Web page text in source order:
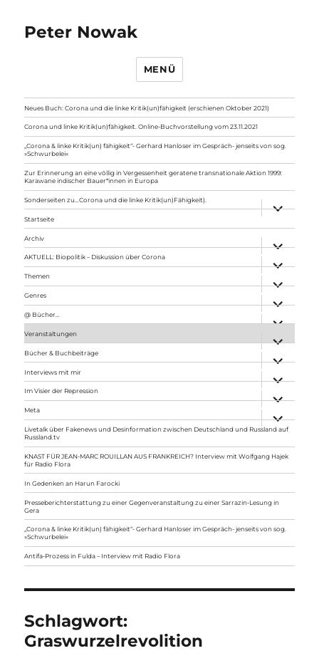
Peter Nowak
MENÜ
Neues Buch: Corona und die linke Kritik(un)fähigkeit (erschienen Oktober 2021)
Corona und linke Kritik(un)fähigkeit. Online-Buchvorstellung vom 23.11.2021
„Corona & linke Kritik(un) fähigkeit“- Gerhard Hanloser im Gespräch- jenseits von sog.
»Schwurbelei«
Zur Erinnerung an eine völlig in Vergessenheit geratene transnationale Aktion 1999:
Karawane indischer Bauer*innen in Europa
Sonderseiten zu…Corona und die linke Kritik(un)Fähigkeit).
anzeigen
Startseite
Archiv
anzeigen
AKTUELL: Biopolitik – Diskussion über Corona
anzeigen
Themen
anzeigen
Genres
anzeigen
@ Bücher…
Veranstaltungen
anzeigen
Bücher & Buchbeiträge
anzeigen
Interviews mit mir
anzeigen
Im Visier der Repression
anzeigen
Meta
anzeigen
Livetalk über Fakenews und Desinformation zwischen Deutschland und Russland auf
Russland.tv
KNAST FÜR JEAN-MARC ROUILLAN AUS FRANKREICH? Interview mit Wolfgang Hajek
für Radio Flora
In Gedenken an Harun Farocki
Presseberichterstattung zu einer Gegenveranstaltung zu einer Sarrazin-Lesung in
Gera
„Corona & linke Kritik(un) fähigkeit“- Gerhard Hanloser im Gespräch- jenseits von sog.
»Schwurbelei«
Antifa-Prozess in Fulda – Interview mit Radio Flora
Schlagwort:
Graswurzelrevolition